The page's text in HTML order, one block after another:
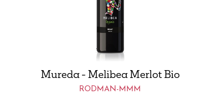
Mureda - Melibea Merlot Bio
RODMAN-MMM